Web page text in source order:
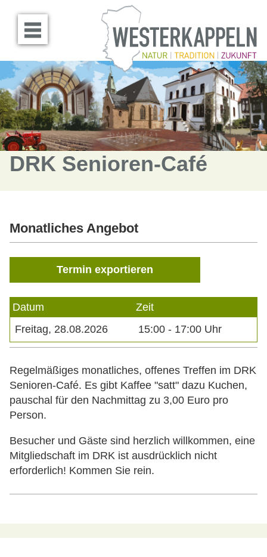
Menü öffnen
DRK Senioren-Café
Monatliches Angebot
Freitag 28.08.2026 15:00 - 17:00 Uhr
Regelmäßiges monatliches, offenes Treffen im DRK
Senioren-Café. Es gibt Kaffee "satt" dazu Kuchen,
pauschal für den Nachmittag zu 3,00 Euro pro
Person.
Besucher und Gäste sind herzlich willkommen, eine
Mitgliedschaft im DRK ist ausdrücklich nicht
erforderlich! Kommen Sie rein.